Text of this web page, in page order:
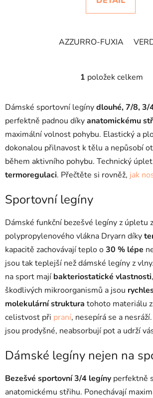
AZZURRO-FUXIA
O
l
á
d
a
c
í
p
r
v
ý
p
i
s
u
1 položek celkem
Dámské sportovní legínydlouhé, 7/8, 3/
perfektně padnou díkyanatomickému
maximální volnost pohybu. Elastický a
dokonalou přilnavost k tělu a nepůsobí
během aktivního pohybu. Technický
termoregulaci. Přečtěte si rovněž, jak
Sportovní legíny
Dámské funkční bezešvé legíny z úpletu z
polypropylenového vlákna Dryarn díky
kapacitě zachovávají teplo o30 % lépe
jsou tak teplejší než dámské legíny z
na sport mají bakteriostatické vlastnosti
škodlivých mikroorganismů a jsou
molekulární struktura tohoto materiálu
celistvost při praní, nesepírá se a
jsou prodyšné, neabsorbují pot a udrží
Dámské legíny nejen na
Bezešvé sportovní 3/4 legíny perfektně
anatomickému střihu. Ponechávají